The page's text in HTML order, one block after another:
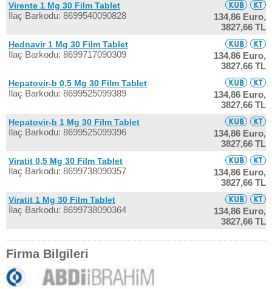
Virente 1 Mg 30 Film Tablet
İlaç Barkodu: 8699540090828
134,86 Euro,
3827,66 TL
Hednavir 1 Mg 30 Film Tablet
İlaç Barkodu: 8699717090309
134,86 Euro,
3827,66 TL
Hepatovir-b 0,5 Mg 30 Film Tablet
İlaç Barkodu: 8699525099389
134,86 Euro,
3827,66 TL
Hepatovir-b 1 Mg 30 Film Tablet
İlaç Barkodu: 8699525099396
134,86 Euro,
3827,66 TL
Viratit 0,5 Mg 30 Film Tablet
İlaç Barkodu: 8699738090357
134,86 Euro,
3827,66 TL
Viratit 1 Mg 30 Film Tablet
İlaç Barkodu: 8699738090364
134,86 Euro,
3827,66 TL
Firma Bilgileri